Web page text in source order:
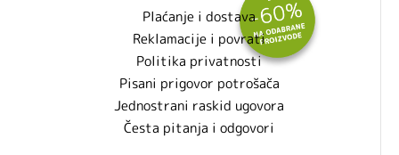
Plaćanje i dostava
Reklamacije i povrati
Politika privatnosti
Pisani prigovor potrošača
Jednostrani raskid ugovora
Česta pitanja i odgovori